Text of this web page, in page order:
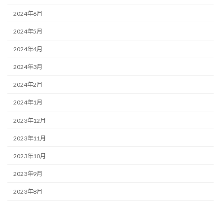
2024年6月
2024年5月
2024年4月
2024年3月
2024年2月
2024年1月
2023年12月
2023年11月
2023年10月
2023年9月
2023年8月